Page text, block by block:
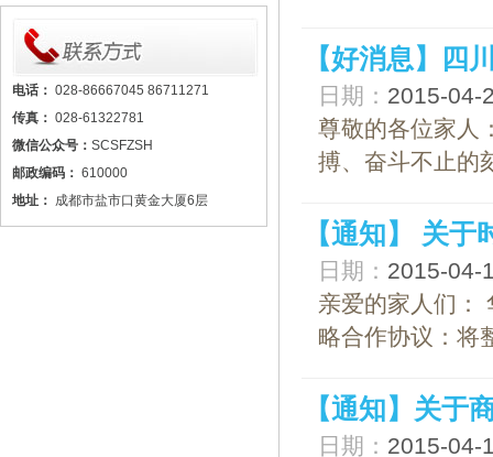
电话： 028-86667045 86711271
传真： 028-61322781
微信公众号： SCSFZSH
邮政编码： 610000
地址： 成都市盐市口黄金大厦6层
【好消息】四
日期： 2015-
尊敬的各位家人
搏、奋斗不止的
【通知】 关
日期： 2015-
亲爱的家人们：
略合作协议：将
【通知】关于
日期： 2015-